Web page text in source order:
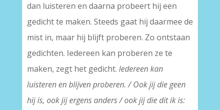
dan luisteren en daarna probeert hij een
gedicht te maken. Steeds gaat hij daarmee de
mist in, maar hij blijft proberen. Zo ontstaan
gedichten. Iedereen kan proberen ze te
maken, zegt het gedicht. Iedereen kan
luisteren en blijven proberen. / Ook jij die geen
hij is, ook jij ergens anders / ook jij die dit ik is: